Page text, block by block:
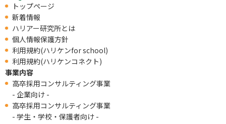
トップページ
新着情報
ハリアー研究所とは
個人情報保護方針
利用規約(ハリケンfor school)
利用規約(ハリケンコネクト)
事業内容
高卒採用コンサルティング事業
- 企業向け -
高卒採用コンサルティング事業
- 学生・学校・保護者向け -